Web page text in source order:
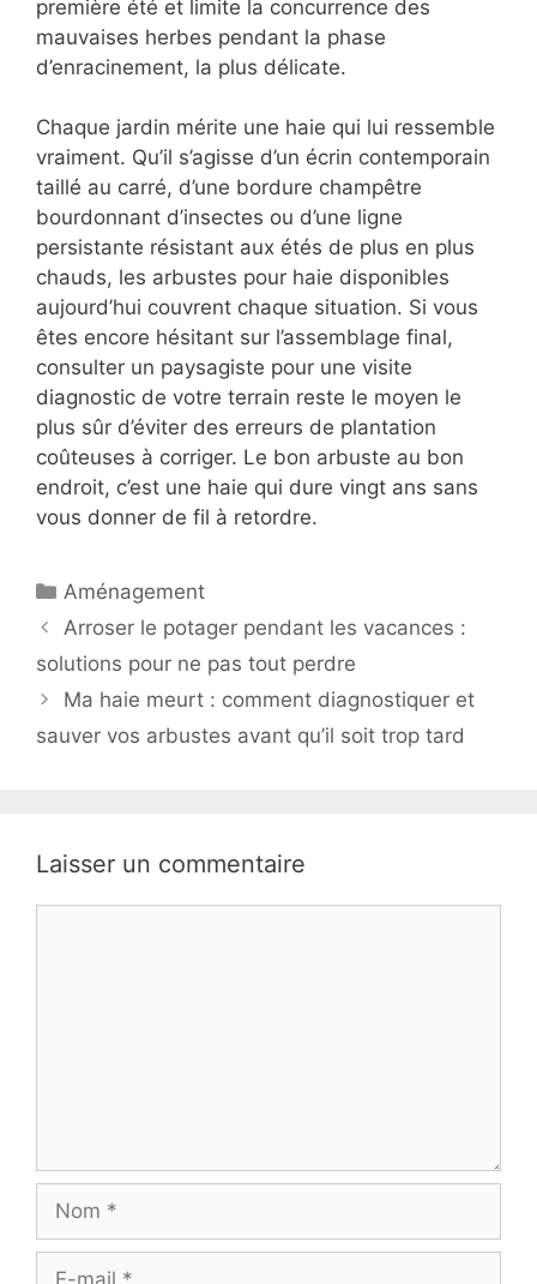
première été et limite la concurrence des
mauvaises herbes pendant la phase
d’enracinement, la plus délicate.
Chaque jardin mérite une haie qui lui ressemble
vraiment. Qu’il s’agisse d’un écrin contemporain
taillé au carré, d’une bordure champêtre
bourdonnant d’insectes ou d’une ligne
persistante résistant aux étés de plus en plus
chauds, les arbustes pour haie disponibles
aujourd’hui couvrent chaque situation. Si vous
êtes encore hésitant sur l’assemblage final,
consulter un paysagiste pour une visite
diagnostic de votre terrain reste le moyen le
plus sûr d’éviter des erreurs de plantation
coûteuses à corriger. Le bon arbuste au bon
endroit, c’est une haie qui dure vingt ans sans
vous donner de fil à retordre.
Catégories
Aménagement
Arroser le potager pendant les vacances :
solutions pour ne pas tout perdre
Ma haie meurt : comment diagnostiquer et
sauver vos arbustes avant qu’il soit trop tard
Laisser un commentaire
Nom